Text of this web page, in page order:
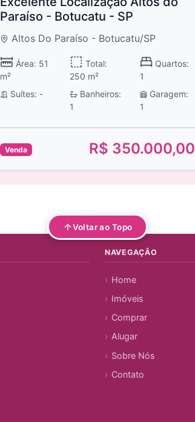
Paraíso - Botucatu - SP
Altos Do Paraíso - Botucatu/SP
Área: 51
m²
Total:
250 m²
Quartos:
1
Suítes: -
Banheiros:
1
Garagem:
1
Venda R$ 350.000,00
Voltar ao Topo
NAVEGAÇÃO
Home
Imóveis
Comprar
Alugar
Sobre Nós
Contato